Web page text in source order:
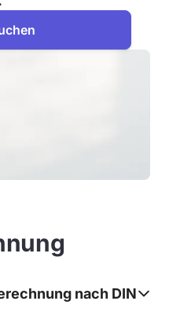
nach DIN